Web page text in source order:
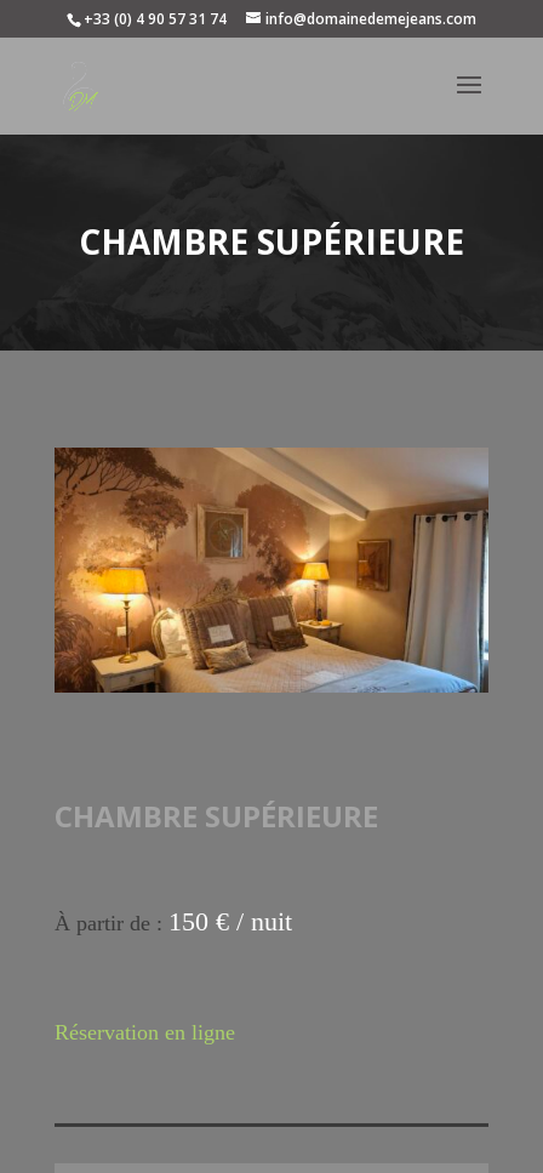
+33 (0) 4 90 57 31 74 info@domainedemejeans.com
CHAMBRE SUPÉRIEURE
CHAMBRE SUPÉRIEURE
À partir de : 150 € / nuit
Réservation en ligne